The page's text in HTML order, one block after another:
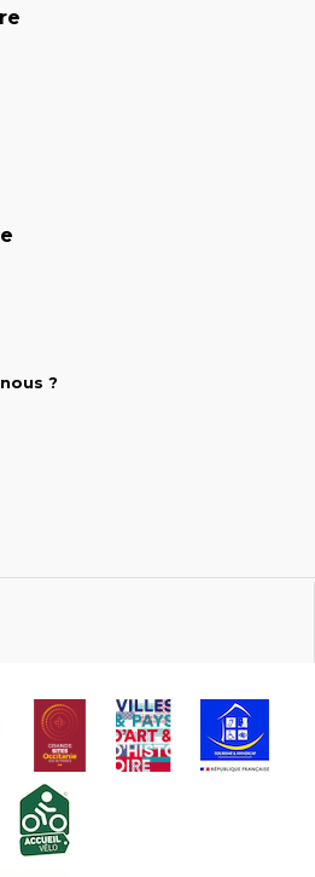
?